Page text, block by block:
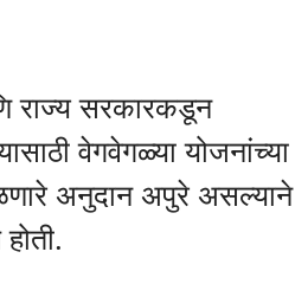
राज्य सरकारकडून
वेगवेगळ्या योजनांच्या
अनुदान अपुरे असल्याने